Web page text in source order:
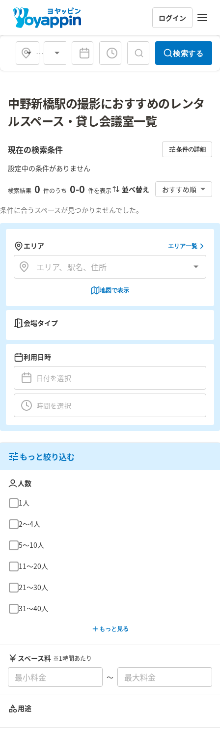
ログイン
会場タイプ 検索する
中野新橋駅の撮影におすすめのレンタ
ルスペース・貸し会議室一覧
現在の検索条件 条件の詳細
設定中の条件がありません
検索結果 0 件のうち 0-0 件を表示 並べ替え おすすめ順
条件に合うスペースが見つかりませんでした。
エリア エリア一覧
地図で表示
会場タイプ
利用日時
もっと絞り込む
人数
1人
2〜4人
5〜10人
11〜20人
21〜30人
31〜40人
もっと見る
スペース料 ※1時間あたり
〜
用途